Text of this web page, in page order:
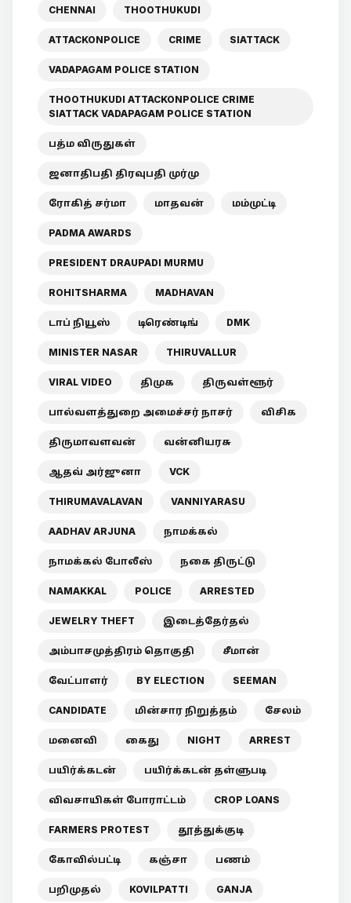
CHENNAI THOOTHUKUDI
ATTACKONPOLICE CRIME SIATTACK
VADAPAGAM POLICE STATION
THOOTHUKUDI ATTACKONPOLICE CRIME
SIATTACK VADAPAGAM POLICE STATION
பத்ம விருதுகள்
ஜனாதிபதி திரவுபதி முர்மு
ரோகித் சர்மா மாதவன் மம்முட்டி
PADMA AWARDS
PRESIDENT DRAUPADI MURMU
ROHITSHARMA MADHAVAN
டாப் நியூஸ் டிரெண்டிங் DMK
MINISTER NASAR THIRUVALLUR
VIRAL VIDEO திமுக திருவள்ளூர்
பால்வளத்துறை அமைச்சர் நாசர் விசிக
திருமாவளவன் வன்னியரசு
ஆதவ் அர்ஜுனா VCK
THIRUMAVALAVAN VANNIYARASU
AADHAV ARJUNA நாமக்கல்
நாமக்கல் போலீஸ் நகை திருட்டு
NAMAKKAL POLICE ARRESTED
JEWELRY THEFT இடைத்தேர்தல்
அம்பாசமுத்திரம் தொகுதி சீமான்
வேட்பாளர் BY ELECTION SEEMAN
CANDIDATE மின்சார நிறுத்தம் சேலம்
மனைவி கைது NIGHT ARREST
பயிர்க்கடன் பயிர்க்கடன் தள்ளுபடி
விவசாயிகள் போராட்டம் CROP LOANS
FARMERS PROTEST தூத்துக்குடி
கோவில்பட்டி கஞ்சா பணம்
பறிமுதல் KOVILPATTI GANJA